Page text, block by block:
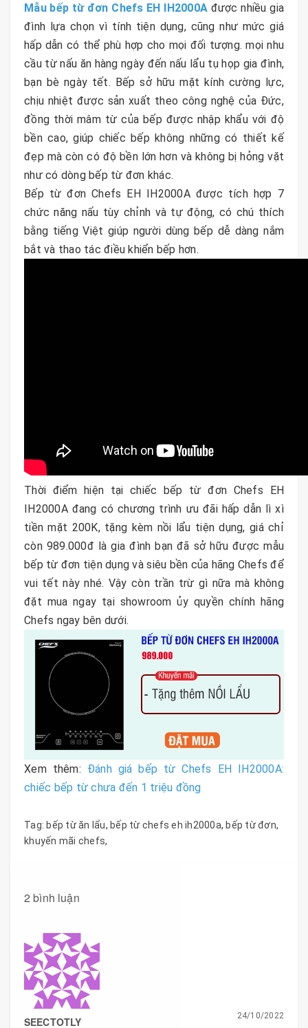
Mẫu bếp từ đơn Chefs EH IH2000A được nhiều gia
đình lựa chọn vì tính tiện dụng, cũng như mức giá
hấp dẫn có thể phù hợp cho mọi đối tượng. mọi nhu
cầu từ nấu ăn hàng ngày đến nấu lẩu tụ họp gia đình,
bạn bè ngày tết. Bếp sở hữu mặt kính cường lực,
chịu nhiệt được sản xuất theo công nghệ của Đức,
đồng thời mâm từ của bếp được nhập khẩu với độ
bền cao, giúp chiếc bếp không những có thiết kế
đẹp mà còn có độ bền lớn hơn và không bị hỏng vặt
như có dòng bếp từ đơn khác.
Bếp từ đơn Chefs EH IH2000A được tích hợp 7
chức năng nấu tùy chỉnh và tự động, có chú thích
bằng tiếng Việt giúp người dùng bếp dễ dàng nắm
bắt và thao tác điều khiển bếp hơn.
Thời điểm hiện tại chiếc bếp từ đơn Chefs EH
IH2000A đang có chương trình ưu đãi hấp dẫn lì xì
tiền mặt 200K, tặng kèm nồi lẩu tiện dụng, giá chỉ
còn 989.000đ là gia đình bạn đã sở hữu được mẫu
bếp từ đơn tiện dụng và siêu bền của hãng Chefs để
vui tết này nhé. Vậy còn trần trừ gì nữa mà không
đặt mua ngay tại showroom ủy quyền chính hãng
Chefs ngay bên dưới.
Xem thêm: Đánh giá bếp từ Chefs EH IH2000A:
chiếc bếp từ chưa đến 1 triệu đồng
Tag: bếp từ ăn lẩu, bếp từ chefs eh ih2000a,bếp từ đơn,
khuyến mãi chefs,
2 bình luận
SEECTOTLY 24/10/2022